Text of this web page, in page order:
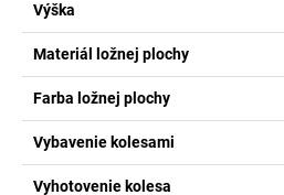
Výška
Materiál ložnej plochy
Farba ložnej plochy
Vybavenie kolesami
Vyhotovenie kolesa